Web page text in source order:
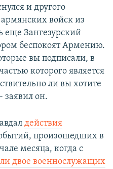
и другого
войск из
еще Зангезурский
беспокоят Армению.
вы подписали, в
которого является
ли вы хотите
заявил он.
действия
произошедших в
месяца, когда с
двое военнослужащих